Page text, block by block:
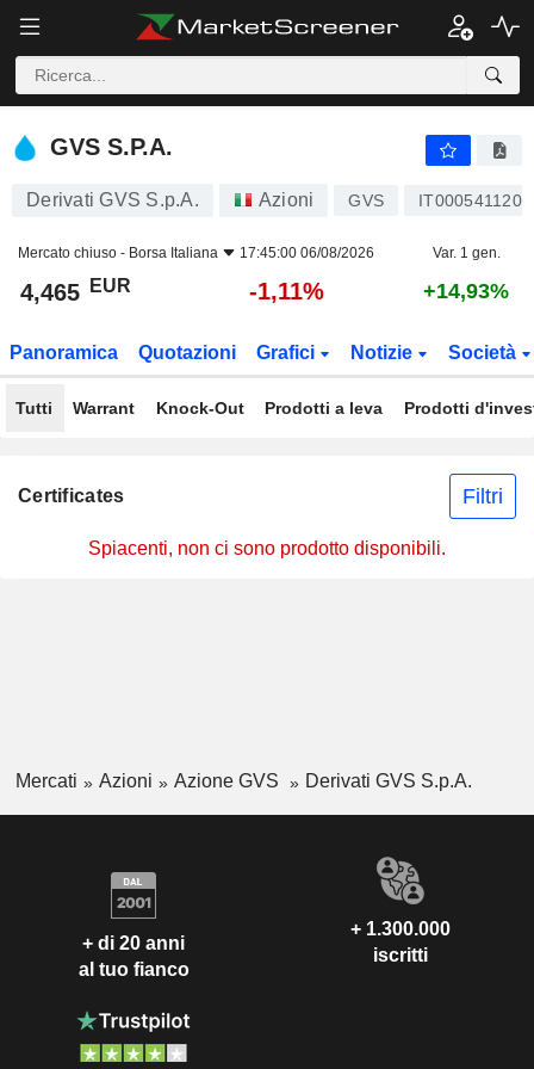
GVS S.P.A.
GVS S.P.A.
Derivati GVS S.p.A. Azioni GVS IT0005411209
Mercato chiuso - Borsa Italiana 17:45:00 06/08/2026 Var. 1 gen.
4,465 EUR -1,11% +14,93%
Panoramica Quotazioni Grafici Notizie Società
Tutti Warrant Knock-Out Prodotti a leva Prodotti
Certificates Filtri
Spiacenti, non ci sono prodotto disponibili.
Mercati Azioni Azione GVS Derivati GVS S.p.A.
+ di 20 anni
al tuo fianco
+ 1.300.000
iscritti